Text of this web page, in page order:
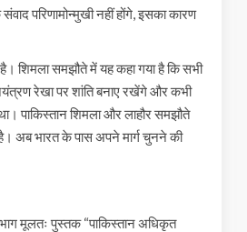
परिणामोन्मुखी नहीं होंगे, इसका कारण
शिमला समझौते में यह कहा गया है कि सभी
रेखा पर शांति बनाए रखेंगे और कभी
पाकिस्तान शिमला और लाहौर समझौते
अब भारत के पास अपने मार्ग चुनने की
मूलतः पुस्तक “पाकिस्तान अधिकृत